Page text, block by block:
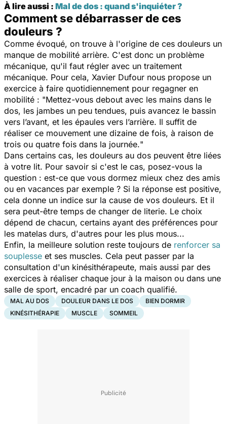
À lire aussi : Mal de dos : quand s'inquiéter ?
Comment se débarrasser de ces
douleurs ?
Comme évoqué, on trouve à l'origine de ces douleurs un
manque de mobilité arrière. C'est donc un problème
mécanique, qu'il faut régler avec un traitement
mécanique. Pour cela, Xavier Dufour nous propose un
exercice à faire quotidiennement pour regagner en
mobilité : "Mettez-vous debout avec les mains dans le
dos, les jambes un peu tendues, puis avancez le bassin
vers l’avant, et les épaules vers l’arrière. Il suffit de
réaliser ce mouvement une dizaine de fois, à raison de
trois ou quatre fois dans la journée."
Dans certains cas, les douleurs au dos peuvent être liées
à votre lit. Pour savoir si c'est le cas, posez-vous la
question : est-ce que vous dormez mieux chez des amis
ou en vacances par exemple ? Si la réponse est positive,
cela donne un indice sur la cause de vos douleurs. Et il
sera peut-être temps de changer de literie. Le choix
dépend de chacun, certains ayant des préférences pour
les matelas durs, d'autres pour les plus mous...
Enfin, la meilleure solution reste toujours de renforcer sa
souplesse et ses muscles. Cela peut passer par la
consultation d'un kinésithérapeute, mais aussi par des
exercices à réaliser chaque jour à la maison ou dans une
salle de sport, encadré par un coach qualifié.
MAL AU DOS DOULEUR DANS LE DOS
BIEN DORMIR
KINÉSITHÉRAPIE
MUSCLE SOMMEIL